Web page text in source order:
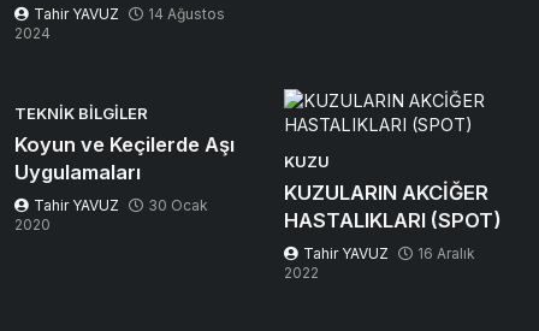
Tahir YAVUZ
14 Ağustos
2024
TEKNIK BILGILER
Koyun ve Keçilerde Aşı
Uygulamaları
Tahir YAVUZ
30 Ocak
2020
KUZU
KUZULARIN AKCİĞER
HASTALIKLARI (SPOT)
Tahir YAVUZ
16 Aralık
2022